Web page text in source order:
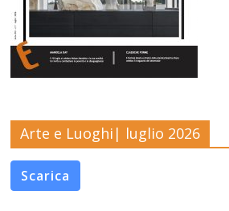
Arte e Luoghi| luglio 2026
Scarica